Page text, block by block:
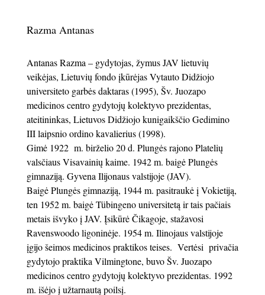
Razma Antanas
Antanas Razma – gydytojas, žymus JAV lietuvių
veikėjas, Lietuvių fondo įkūrėjas Vytauto Didžiojo
universiteto garbės daktaras (1995), Šv. Juozapo
medicinos centro gydytojų kolektyvo prezidentas,
ateitininkas, Lietuvos Didžiojo kunigaikščio Gedimino
III laipsnio ordino kavalierius (1998).
Gimė 1922 m. birželio 20 d. Plungės rajono Platelių
valsčiaus Visavainių kaime. 1942 m. baigė Plungės
gimnaziją. Gyvena Ilijonaus valstijoje (JAV).
Baigė Plungės gimnaziją, 1944 m. pasitraukė į Vokietiją,
ten 1952 m. baigė Tübingeno universitetą ir tais pačiais
metais išvyko į JAV. Įsikūrė Čikagoje, stažavosi
Ravenswoodo ligoninėje. 1954 m. Ilinojaus valstijoje
įgijo šeimos medicinos praktikos teises. Vertėsi privačia
gydytojo praktika Vilmingtone, buvo Šv. Juozapo
medicinos centro gydytojų kolektyvo prezidentas. 1992
m. išėjo į užtarnautą poilsį.